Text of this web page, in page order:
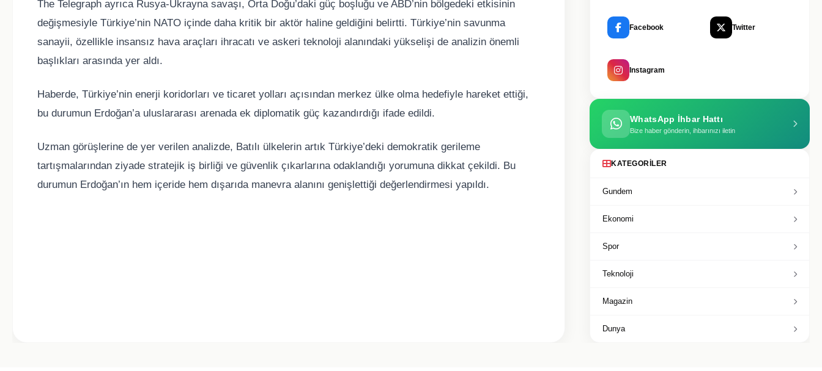
The Telegraph ayrıca Rusya-Ukrayna savaşı, Orta Doğu’daki güç boşluğu ve ABD’nin bölgedeki etkisinin
değişmesiyle Türkiye’nin NATO içinde daha kritik bir aktör haline geldiğini belirtti. Türkiye’nin savunma
sanayii, özellikle insansız hava araçları ihracatı ve askeri teknoloji alanındaki yükselişi de analizin önemli
başlıkları arasında yer aldı.
Haberde, Türkiye’nin enerji koridorları ve ticaret yolları açısından merkez ülke olma hedefiyle hareket ettiği,
bu durumun Erdoğan’a uluslararası arenada ek diplomatik güç kazandırdığı ifade edildi.
Uzman görüşlerine de yer verilen analizde, Batılı ülkelerin artık Türkiye’deki demokratik gerileme
tartışmalarından ziyade stratejik iş birliği ve güvenlik çıkarlarına odaklandığı yorumuna dikkat çekildi. Bu
durumun Erdoğan’ın hem içeride hem dışarıda manevra alanını genişlettiği değerlendirmesi yapıldı.
Facebook Twitter
Instagram
WhatsApp İhbar Hattı
Bize haber gönderin, ihbarınızı iletin
KATEGORILER
Gundem
Ekonomi
Spor
Teknoloji
Magazin
Dunya